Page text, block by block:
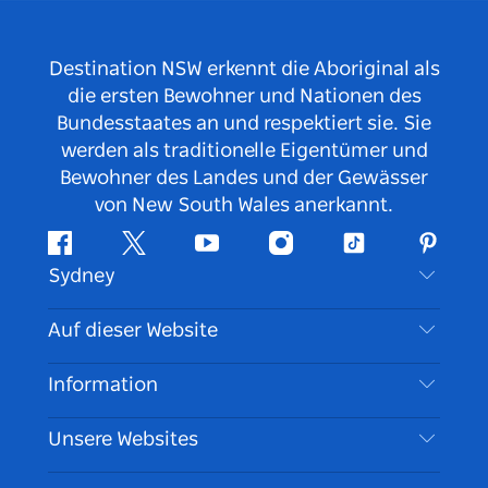
Destination NSW erkennt die Aboriginal als
die ersten Bewohner und Nationen des
Bundesstaates an und respektiert sie. Sie
werden als traditionelle Eigentümer und
Bewohner des Landes und der Gewässer
von New South Wales anerkannt.
FacebookTwitter YouTubeInstagramTikTok
Sydney
Kontaktieren Sie uns
Haftungsausschluss
Cookie Notice
Auf dieser Website
Reiseziele
Aktivitäten
Information
Reiseinformationen
Barrierefreies Sydney
Unsere Websites